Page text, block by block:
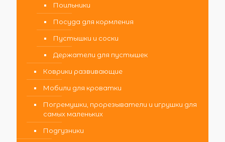
Поильники
Посуда для кормления
Пустышки и соски
Держатели для пустышек
Коврики развивающие
Мобили для кроватки
Погремушки, прорезыватели и игрушки для
самых маленьких
Подгузники